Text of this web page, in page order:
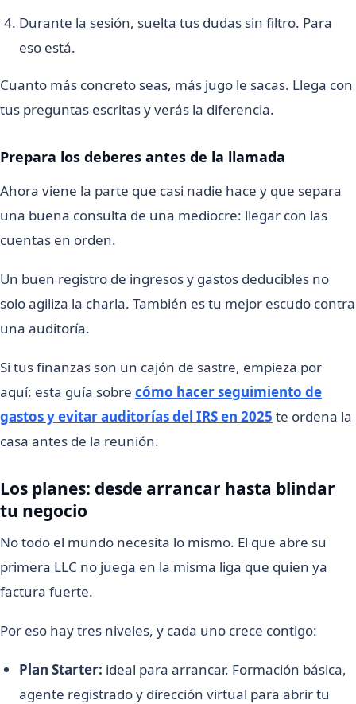
Durante la sesión, suelta tus dudas sin filtro. Para
eso está.
Cuanto más concreto seas, más jugo le sacas. Llega con
tus preguntas escritas y verás la diferencia.
Prepara los deberes antes de la llamada
Ahora viene la parte que casi nadie hace y que separa
una buena consulta de una mediocre: llegar con las
cuentas en orden.
Un buen registro de ingresos y gastos deducibles no
solo agiliza la charla. También es tu mejor escudo contra
una auditoría.
Si tus finanzas son un cajón de sastre, empieza por
aquí: esta guía sobre cómo hacer seguimiento de
gastos y evitar auditorías del IRS en 2025 te ordena la
casa antes de la reunión.
Los planes: desde arrancar hasta blindar
tu negocio
No todo el mundo necesita lo mismo. El que abre su
primera LLC no juega en la misma liga que quien ya
factura fuerte.
Por eso hay tres niveles, y cada uno crece contigo:
Plan Starter: ideal para arrancar. Formación básica,
agente registrado y dirección virtual para abrir tu